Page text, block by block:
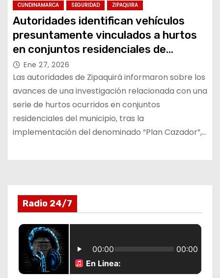
CUNDINAMARCA SEGURIDAD ZIPAQUIRA
Autoridades identifican vehículos
presuntamente vinculados a hurtos
en conjuntos residenciales de
Zipaquirá
Ene 27, 2026
Las autoridades de Zipaquirá informaron sobre los
avances de una investigación relacionada con una
serie de hurtos ocurridos en conjuntos
residenciales del municipio, tras la
implementación del denominado “Plan Cazador”,…
Radio 24/7